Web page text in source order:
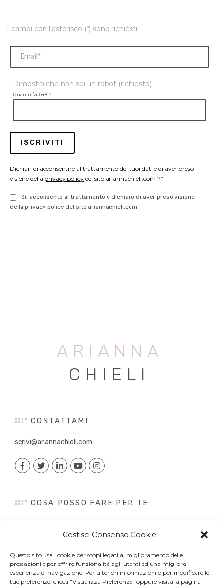
Gestisci Consenso Cookie
Questo sito usa i cookie per scopi legati al miglioramento delle
prestazioni e per offrire funzionalità agli utenti ed una migliora
esperienza di navigazione. Per ulteriori informazioni o per modificare le
tue preferenze, clicca "Visualizza Preferenze" oppure visita la pagina
I campi con l'asterisco (*) sono richiesti.
Dimostra che non sei un robot (richiesto)
Quanto fa 5+9 ?
Dichiari di acconsentire al trattamento dei tuoi dati e di aver preso
visione della privacy policy del sito ariannachieli.com ?*
Sì, acconsento al trattamento e dichiaro di aver preso visione
della privacy policy del sito ariannachieli.com
ARIANNA
CHIELI
CONTATTAMI
scrivi@ariannachieli.com
COSA POSSO FARE PER TE
Content Creation
Digital PR
Influencer Marketing
Newsletter